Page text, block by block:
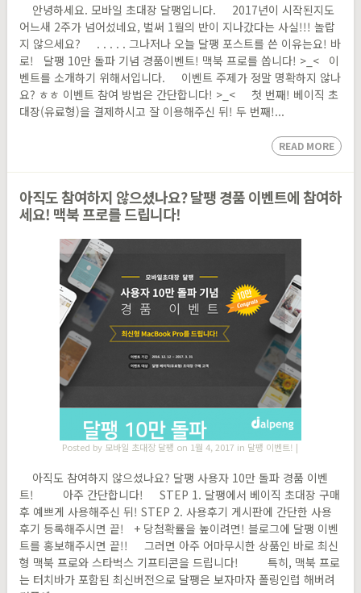
안녕하세요. 모바일 초대장 달팽입니다. 2017년이 시작된지도
어느새 2주가 넘어섰네요, 벌써 1월의 반이 지나갔다는 사실!!! 놀랍
지 않으세요? . . . . . 그나저나 오늘 달팽 포스트를 쓴 이유는요! 바
로! 달팽 10만 돌파 기념 경품이벤트! 맥북 프로를 쏩니다! >_< 이
벤트를 소개하기 위해서입니다. 이벤트 주제가 정말 명확하지 않나
요? ㅎㅎ 이벤트 참여 방법은 간단합니다! >_< 첫 번째! 베이직 초
대장(유료형)을 결제하시고 잘 이용해주신 뒤! 두 번째!...
READ MORE
아직도 참여하지 않으셨나요? 달팽 경품 이벤트에 참여하
세요! 맥북 프로를 드립니다!
Posted by 모바일 초대장 달팽 on 1월 4, 2017 in 달팽 이벤트! |
아직도 참여하지 않으셨나요? 달팽 사용자 10만 돌파 경품 이벤
트! 아주 간단합니다! STEP 1. 달팽에서 베이직 초대장 구매
후 예쁘게 사용해주신 뒤! STEP 2. 사용후기 게시판에 간단한 사용
후기 등록해주시면 끝! + 당첨확률을 높이려면! 블로그에 달팽 이벤
트를 홍보해주시면 끝!! 그러면 아주 어마무시한 상품인 바로 최신
형 맥북 프로와 스타벅스 기프티콘을 드립니다! 특히, 맥북 프로
는 터치바가 포함된 최신버전으로 달팽은 보자마자 폴링인럽 해버려